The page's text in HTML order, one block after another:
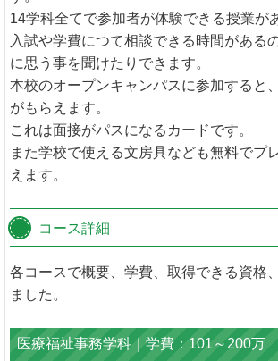
14学科全てで参加者が体験できる授業が
入試や学費につて相談できる時間がある
に思う事を聞けたりできます。
本校のオープンキャンパスに参加すると
がもらえます。
これは面接がパスになるカードです。
また学校で使える文房具なども無料でプ
えます。
コース詳細
各コースで概要、学費、取得できる資格
ました。
医療福祉事務学科｜学費：101～200万